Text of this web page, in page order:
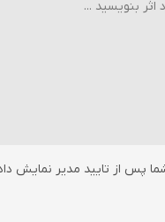
پس از تایید مدیر نمایش